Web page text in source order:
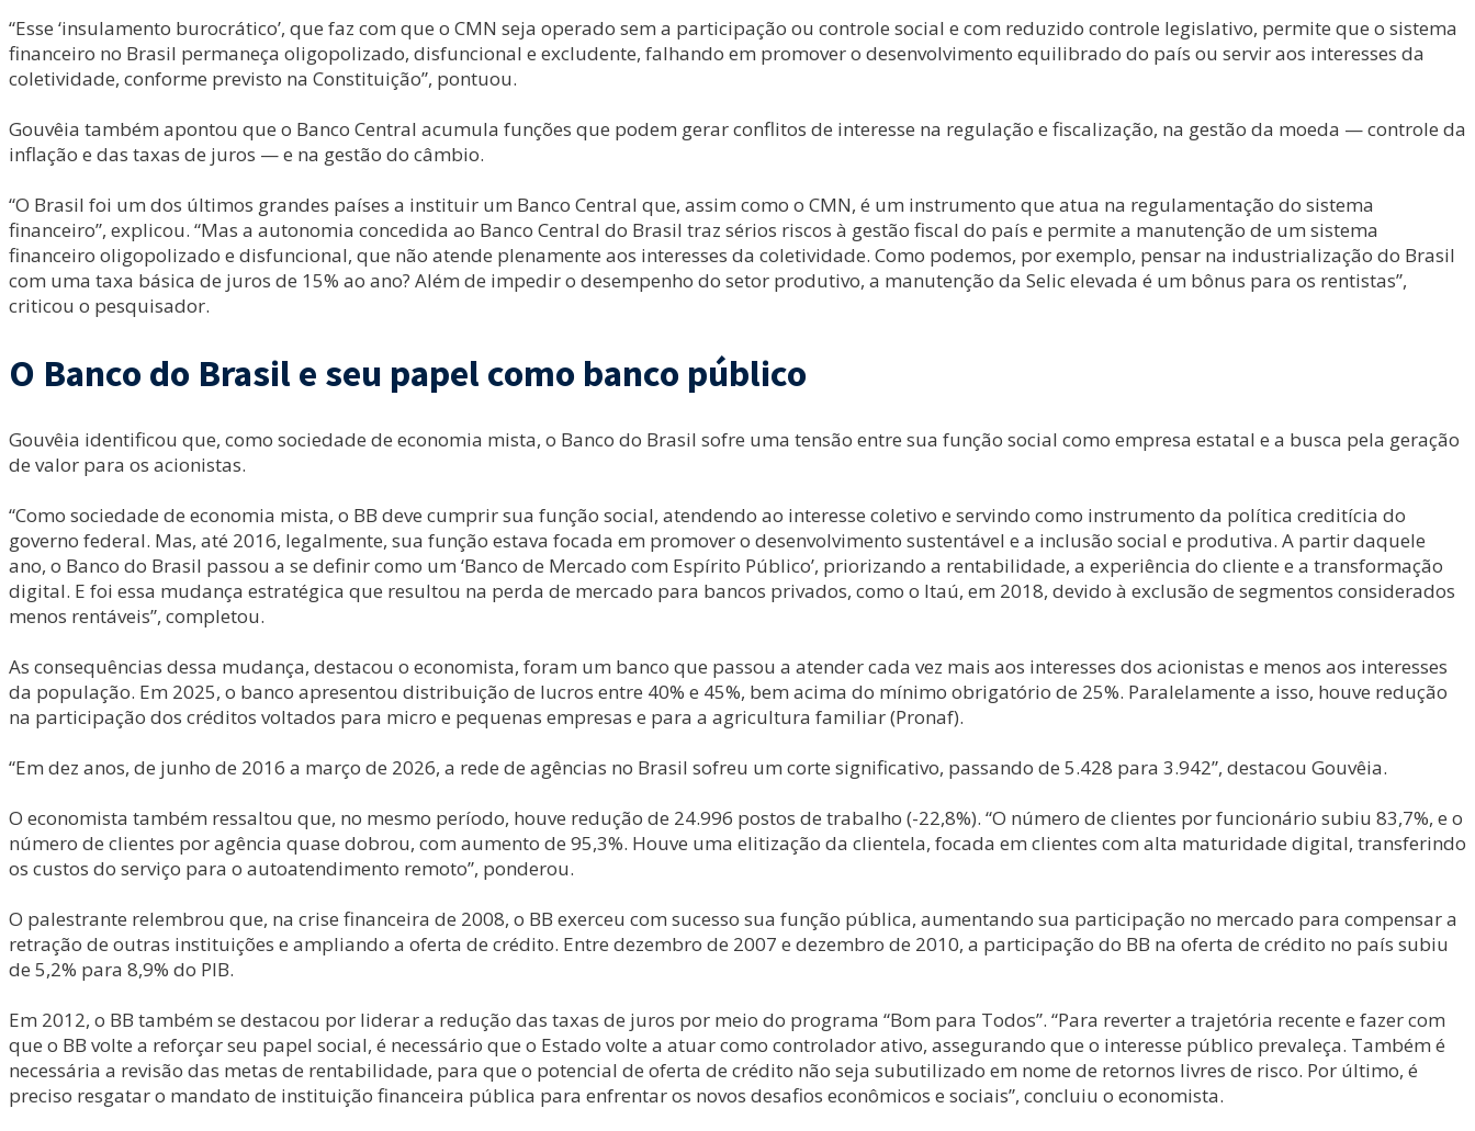
“Esse ‘insulamento burocrático’, que faz com que o CMN seja operado sem a participação ou controle social e com reduzido controle legislativo, permite que o sistema
financeiro no Brasil permaneça oligopolizado, disfuncional e excludente, falhando em promover o desenvolvimento equilibrado do país ou servir aos interesses da
coletividade, conforme previsto na Constituição”, pontuou.
Gouvêia também apontou que o Banco Central acumula funções que podem gerar conflitos de interesse na regulação e fiscalização, na gestão da moeda — controle da
inflação e das taxas de juros — e na gestão do câmbio.
“O Brasil foi um dos últimos grandes países a instituir um Banco Central que, assim como o CMN, é um instrumento que atua na regulamentação do sistema
financeiro”, explicou. “Mas a autonomia concedida ao Banco Central do Brasil traz sérios riscos à gestão fiscal do país e permite a manutenção de um sistema
financeiro oligopolizado e disfuncional, que não atende plenamente aos interesses da coletividade. Como podemos, por exemplo, pensar na industrialização do Brasil
com uma taxa básica de juros de 15% ao ano? Além de impedir o desempenho do setor produtivo, a manutenção da Selic elevada é um bônus para os rentistas”,
criticou o pesquisador.
O Banco do Brasil e seu papel como banco público
Gouvêia identificou que, como sociedade de economia mista, o Banco do Brasil sofre uma tensão entre sua função social como empresa estatal e a busca pela geração
de valor para os acionistas.
“Como sociedade de economia mista, o BB deve cumprir sua função social, atendendo ao interesse coletivo e servindo como instrumento da política creditícia do
governo federal. Mas, até 2016, legalmente, sua função estava focada em promover o desenvolvimento sustentável e a inclusão social e produtiva. A partir daquele
ano, o Banco do Brasil passou a se definir como um ‘Banco de Mercado com Espírito Público’, priorizando a rentabilidade, a experiência do cliente e a transformação
digital. E foi essa mudança estratégica que resultou na perda de mercado para bancos privados, como o Itaú, em 2018, devido à exclusão de segmentos considerados
menos rentáveis”, completou.
As consequências dessa mudança, destacou o economista, foram um banco que passou a atender cada vez mais aos interesses dos acionistas e menos aos interesses
da população. Em 2025, o banco apresentou distribuição de lucros entre 40% e 45%, bem acima do mínimo obrigatório de 25%. Paralelamente a isso, houve redução
na participação dos créditos voltados para micro e pequenas empresas e para a agricultura familiar (Pronaf).
“Em dez anos, de junho de 2016 a março de 2026, a rede de agências no Brasil sofreu um corte significativo, passando de 5.428 para 3.942”, destacou Gouvêia.
O economista também ressaltou que, no mesmo período, houve redução de 24.996 postos de trabalho (-22,8%). “O número de clientes por funcionário subiu 83,7%, e o
número de clientes por agência quase dobrou, com aumento de 95,3%. Houve uma elitização da clientela, focada em clientes com alta maturidade digital, transferindo
os custos do serviço para o autoatendimento remoto”, ponderou.
O palestrante relembrou que, na crise financeira de 2008, o BB exerceu com sucesso sua função pública, aumentando sua participação no mercado para compensar a
retração de outras instituições e ampliando a oferta de crédito. Entre dezembro de 2007 e dezembro de 2010, a participação do BB na oferta de crédito no país subiu
de 5,2% para 8,9% do PIB.
Em 2012, o BB também se destacou por liderar a redução das taxas de juros por meio do programa “Bom para Todos”. “Para reverter a trajetória recente e fazer com
que o BB volte a reforçar seu papel social, é necessário que o Estado volte a atuar como controlador ativo, assegurando que o interesse público prevaleça. Também é
necessária a revisão das metas de rentabilidade, para que o potencial de oferta de crédito não seja subutilizado em nome de retornos livres de risco. Por último, é
preciso resgatar o mandato de instituição financeira pública para enfrentar os novos desafios econômicos e sociais”, concluiu o economista.